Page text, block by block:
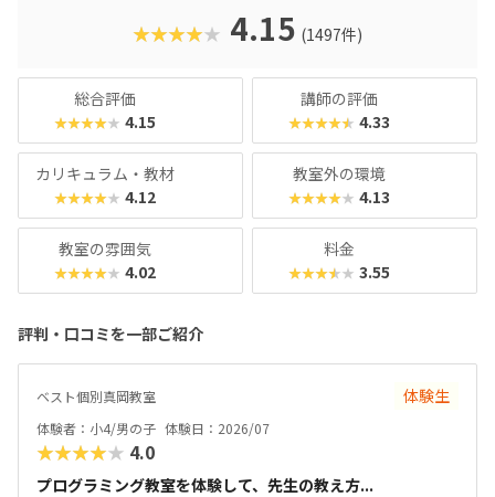
クに慣れている今の子どもでも、「安っぽい」「子どもっぽ
い」と思わず勉強に取り組めるでしょう。学習結果は通信簿
★★★★★ 4.15 (1497件)
総合評価
★★★★★ 4.15
講師の評価
★★★★★ 4.33
カリキュラム・教材
★★★★★ 4.12
教室外の環境
★★★★★ 4.13
教室の雰囲気
★★★★★ 4.02
料金
★★★★★ 3.55
評判・口コミを一部ご紹介
ベスト個別真岡教室 体験生
体験者：小4/男の子 体験日：2026/07
★★★★★ 4.0
プログラミング教室を体験して、先生の教え方...